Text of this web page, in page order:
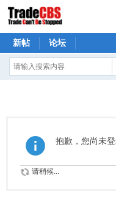
新帖 论坛
抱歉，您尚未
请稍候...